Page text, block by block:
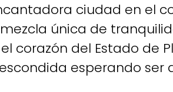
ciudad en el
única de
corazón del Estado de
esperando ser